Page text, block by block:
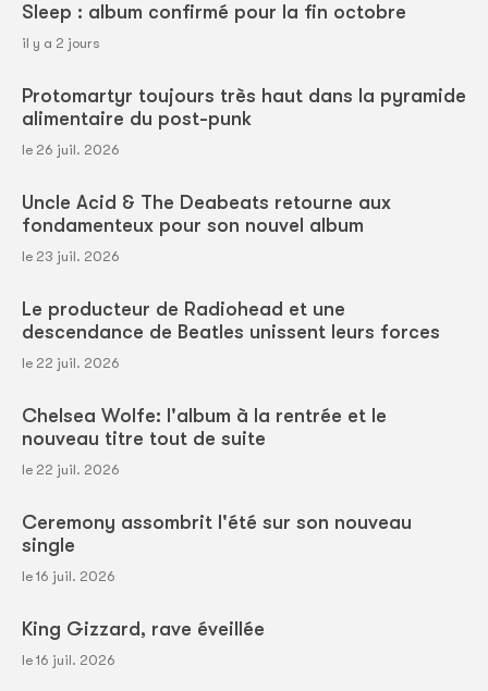
Sleep : album confirmé pour la fin octobre
il y a 2 jours
Protomartyr toujours très haut dans la pyramide
alimentaire du post-punk
le 26 juil. 2026
Uncle Acid & The Deabeats retourne aux
fondamenteux pour son nouvel album
le 23 juil. 2026
Le producteur de Radiohead et une
descendance de Beatles unissent leurs forces
le 22 juil. 2026
Chelsea Wolfe: l'album à la rentrée et le
nouveau titre tout de suite
le 22 juil. 2026
Ceremony assombrit l'été sur son nouveau
single
le 16 juil. 2026
King Gizzard, rave éveillée
le 16 juil. 2026